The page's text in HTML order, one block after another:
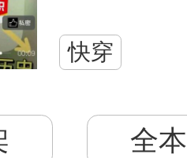
快穿
全